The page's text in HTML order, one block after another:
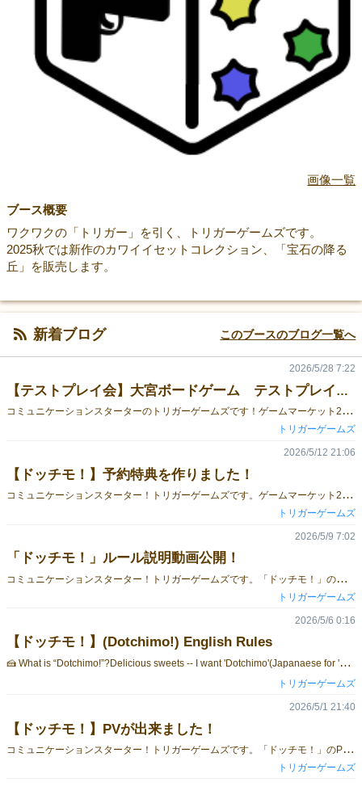
画像一覧
ブース概要
ワクワクの「トリガー」を引く、トリガーゲームズです。
2025秋では新作のカワイイセットコレクション、「宝石の降る
丘」を販売します。
新着ブログ このブースのブログ一覧へ
【テストプレイ会】大宮ボードゲーム テストプレイ会お誘いのお知らせ
コ
ミュニケーションスターターのトリガーゲームズです！ゲームマーケット2026春、お疲れ様でした！さて、皆さん、ボードゲームをいっぱい買うと自分もボードゲームを作りたくなりますよね！？と、言うことで、大宮でテストプレイ会を開催致します。参加は以下のtwiplaからお願いします！https://twipla.jp/events/729965
2026/5/28 7:22
トリガーゲームズ
【ドッチモ！】予約特典を作りました！
コ
ミュニケーションスターター！トリガーゲームズです。ゲームマーケット2026春は、新作「ドッチモ！」を販売します。反射神経×判断力のスイーツはやどりオシャレパーティゲームです！▼ドッチモ！の遊び方はこちら！▼ 今回は予約特典として！オリジナルクリアファイルをプレゼントしちゃいます！！🎉🎉🎉気になる方は是非！予約して「ドッチモ！」をゲットしてくださいね～！！！🍩🍰🍦✨▼予約は以下からどうぞ！▼
2026/5/12 21:06
トリガーゲームズ
「ドッチモ！」ルール説明動画公開！
コ
ミュニケーションスターター！トリガーゲームズです。「ドッチモ！」のルール説明の動画が完成しました！！ルールの内容が全て入っています！また、最後に実際に何回かプレイして、大体のゲームの雰囲気が分かるようになっています！是非ご覧ください！▼予約はこちらから！▼
2026/5/9 7:02
トリガーゲームズ
【ドッチモ！】(Dotchimo!) English Rules

 What is “Dotchimo!”?Delicious sweets -- I want 'Dotchimo'(Japanaese for 'both') !Let's eat lots of sweets!Eat the most sweets to win!⚡ How do you play?Players take turns flipping cards onto the table.As more cards appear, everyone watches closely…The moment a condition is met, players must react instantly!The player who performs the action the fastest takes all the cards currently on the table.🔥 The 3 key reactions1. Same dessert appears twice→ Shout the names of the matching desserts!(When this situation occurs, shout “Pudding!”) 2. A third flavor appears→ Grab the missing flavor Touch Card!(This game features four flavors: White, Matcha, Chocolate, and Strawberry. Therefore, in the example below, since Matcha, White, and Chocolate have appeared, you touch the Strawberry-flavor Touch Card.)3. Both happen at the same time→ Shout: “DOTCHIMO!”😆 Why is it fun?Super easy to learn (you can explain it in minutes)Fast and chaotic — everyone plays at the same timeLots of shouting and laughterAdorable sweets theme 🍓🍵🍫🌏 About the LanguagePlease note that the product itself is the Japanese version.However, an English rulebook is included, so you can enjoy the game without any problems.If you like fast reaction games like Jungle Speed or Dobble,but want something cuter and sweeter—Dotchimo! might be your next favorite party game.📦 Pre-orders Now Open!We’re excited to announce that pre-orders are now available!To reserve your copy, please fill out the Google Form below with the following information:Your email addressYour handle name (nickname)The number of copies you would like to reserveThe day you plan to attend Game Market (Saturday or Sunday)Any comments or questionsOnce you’ve entered your details, simply submit the form to complete your reservation.https://forms.gle/dAgtrWnVsGU7Yz1c7
2026/5/6 0:16
トリガーゲームズ
【ドッチモ！】PVが出来ました！
コ
ミュニケーションスターター！トリガーゲームズです。「ドッチモ！」のPVが完成しました！！可愛いスイーツのカードと、脳が混乱するハイスピードゲームシステム！１分程度で「ドッチモ！」がどんなゲームか分かるようになっていますので、是非ご覧ください！▼予約はこちらから！▼
2026/5/1 21:40
トリガーゲームズ